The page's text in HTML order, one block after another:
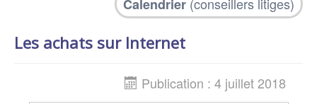
Calendrier
Les achats sur Internet
Publication : 4 juillet 2018